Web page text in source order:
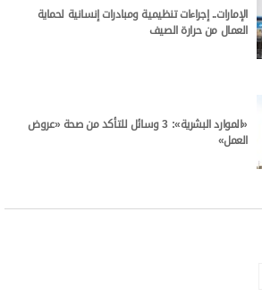
الإمارات.. إجراءات تنظيمية ومبادرات إنسانية لحماية
العمال من حرارة الصيف
«الموارد البشرية»: 3 وسائل للتأكد من صحة «عروض
العمل»